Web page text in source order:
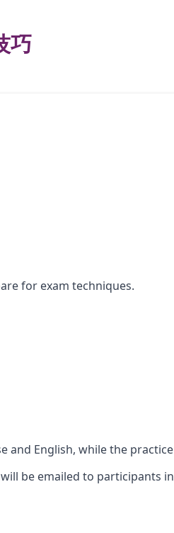
巧
for exam techniques.
and English, while the practice
be emailed to participants in